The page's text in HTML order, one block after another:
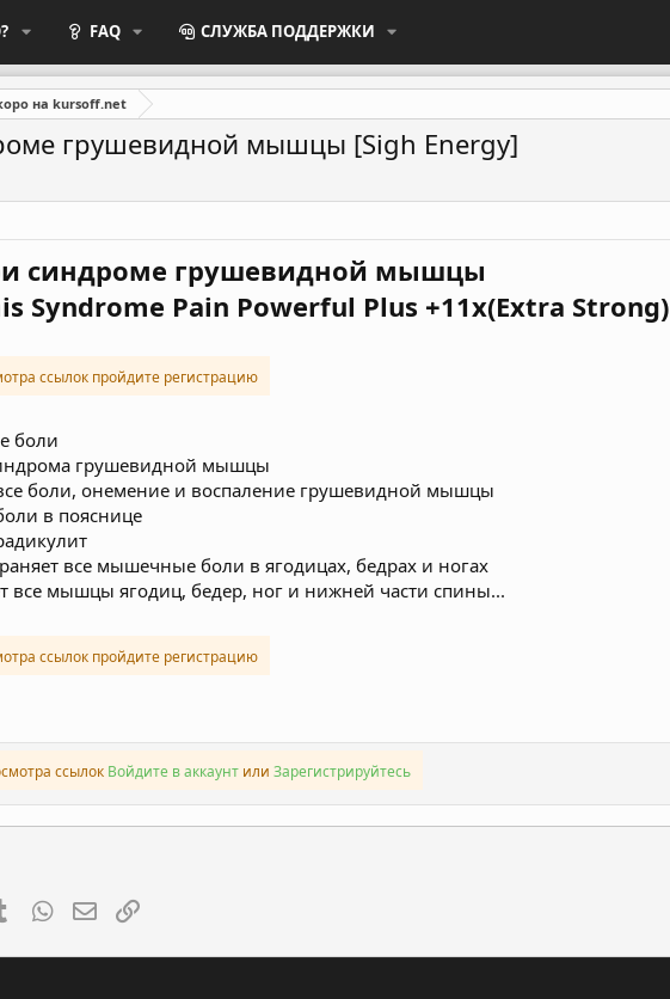
FAQ СЛУЖБА ПОДДЕРЖКИ
на kursoff.net
грушевидной мышцы [Sigh Energy]
синдроме грушевидной мышцы
Syndrome Pain Powerful Plus +11x(Extra Strong)
ссылок пройдите регистрацию
боли
грушевидной мышцы
боли, онемение и воспаление грушевидной мышцы
в пояснице
все мышечные боли в ягодицах, бедрах и ногах
все мышцы ягодиц, бедер, ног и нижней части спины...
ссылок пройдите регистрацию
ссылок Войдите в аккаунт или Зарегистрируйтесь
Tumblr WhatsAppЭлектронная почта